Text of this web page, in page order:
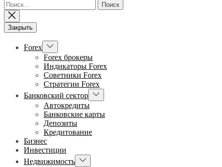
Найти:
Закрыть
Forex Показывать
подменю
Forex брокеры
Индикаторы Forex
Советники Forex
Стратегии Forex
Банковский сектор Показывать
подменю
Автокредиты
Банковские карты
Депозиты
Кредитование
Бизнес
Инвестиции
Недвижимость Показывать